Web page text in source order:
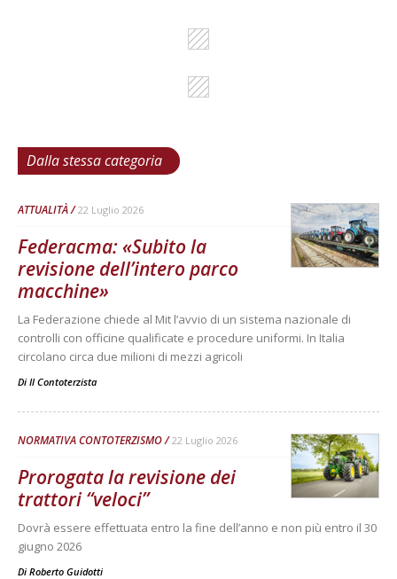
Dalla stessa categoria
ATTUALITÀ 22 Luglio 2026
Federacma: «Subito la
revisione dell’intero parco
macchine»
La Federazione chiede al Mit l’avvio di un sistema nazionale di
controlli con officine qualificate e procedure uniformi. In Italia
circolano circa due milioni di mezzi agricoli
Di Il Contoterzista
NORMATIVA CONTOTERZISMO 22 Luglio 2026
Prorogata la revisione dei
trattori “veloci”
Dovrà essere effettuata entro la fine dell’anno e non più entro il 30
giugno 2026
Di Roberto Guidotti